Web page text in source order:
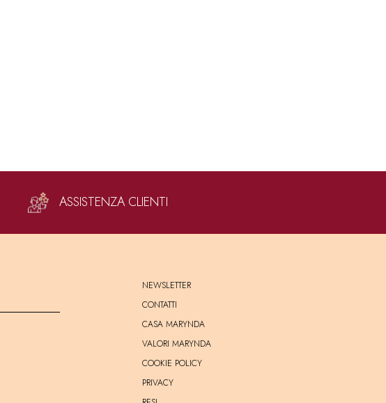
ASSISTENZA CLIENTI
NEWSLETTER
CONTATTI
CASA MARYNDA
VALORI MARYNDA
COOKIE POLICY
PRIVACY